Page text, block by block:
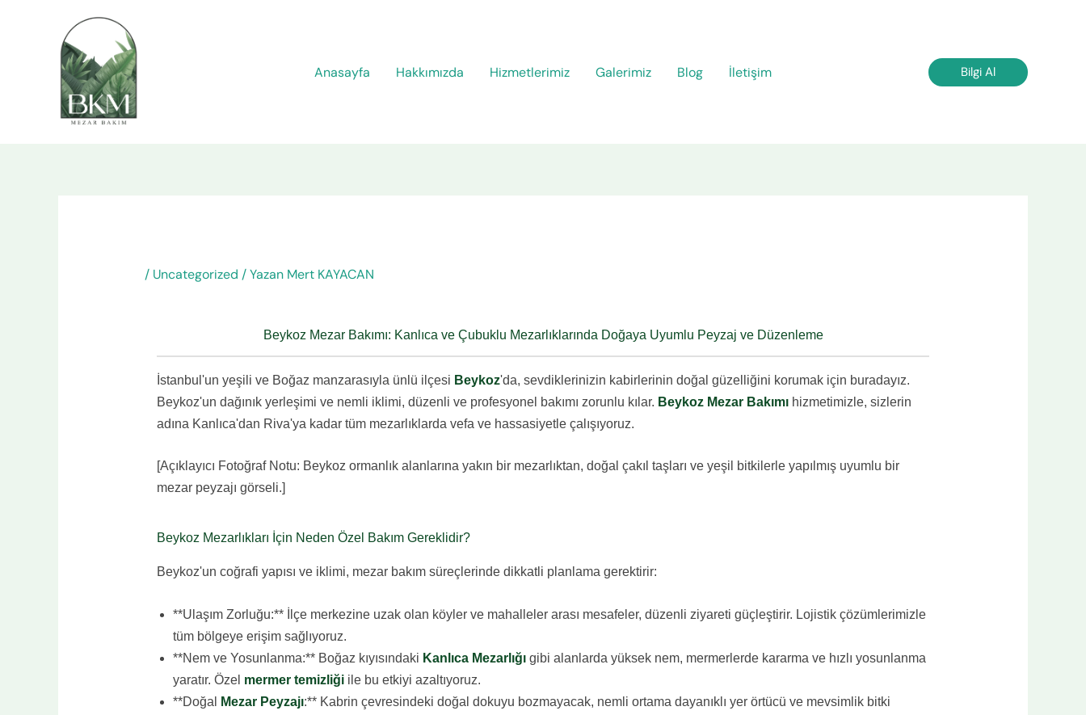
Anasayfa Hakkımızda Hizmetlerimiz Galerimiz Blog İletişim Bilgi Al
/ Uncategorized / Yazan Mert KAYACAN
Beykoz Mezar Bakımı: Kanlıca ve Çubuklu Mezarlıklarında Doğaya Uyumlu Peyzaj ve Düzenleme
İstanbul'un yeşili ve Boğaz manzarasıyla ünlü ilçesi Beykoz'da, sevdiklerinizin kabirlerinin doğal güzelliğini korumak için buradayız.
Beykoz'un dağınık yerleşimi ve nemli iklimi, düzenli ve profesyonel bakımı zorunlu kılar. Beykoz Mezar Bakımıhizmetimizle, sizlerin
adına Kanlıca'dan Riva'ya kadar tüm mezarlıklarda vefa ve hassasiyetle çalışıyoruz.
[Açıklayıcı Fotoğraf Notu: Beykoz ormanlık alanlarına yakın bir mezarlıktan, doğal çakıl taşları ve yeşil bitkilerle yapılmış uyumlu bir
mezar peyzajı görseli.]
Beykoz Mezarlıkları İçin Neden Özel Bakım Gereklidir?
Beykoz'un coğrafi yapısı ve iklimi, mezar bakım süreçlerinde dikkatli planlama gerektirir:
**Ulaşım Zorluğu:** İlçe merkezine uzak olan köyler ve mahalleler arası mesafeler, düzenli ziyareti güçleştirir. Lojistik çözümlerimizle
tüm bölgeye erişim sağlıyoruz.
**Nem ve Yosunlanma:** Boğaz kıyısındaki Kanlıca Mezarlığıgibi alanlarda yüksek nem, mermerlerde kararma ve hızlı yosunlanma
yaratır. Özel mermer temizliğiile bu etkiyi azaltıyoruz.
**Doğal
Mezar Peyzajı:** Kabrin çevresindeki doğal dokuyu bozmayacak, nemli ortama dayanıklı yer örtücü ve mevsimlik bitki